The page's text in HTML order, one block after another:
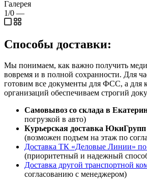
Галерея
1/0 —
Способы доставки:
Мы понимаем, как важно получить
вовремя и в полной сохранности. Для
готовим все документы для ФСС, а для
организаций обеспечиваем строгий
Самовывоз со склада в
погрузкой в авто)
Курьерская доставка ЮкиГрупп
(возможен подъем на этаж по
Доставка ТК «Деловые Линии» по
(приоритетный и надежный
Доставка другой транспортной
согласованию с менеджером)